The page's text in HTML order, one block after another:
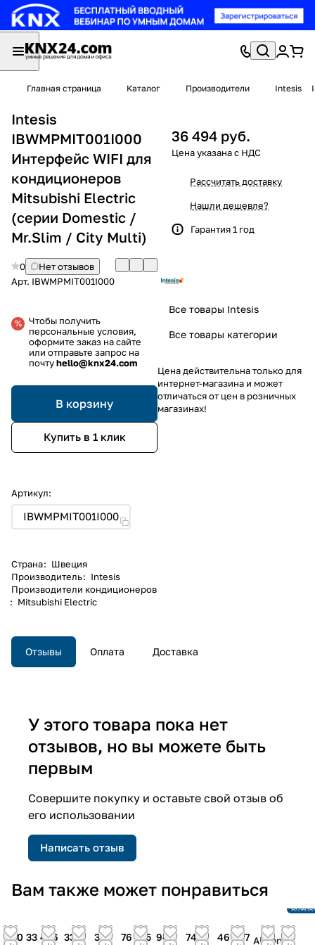
Главная страница Каталог Производители Intesis
Intesis
IBWMPMIT001I000
Интерфейс WIFI для
кондиционеров
Mitsubishi Electric
(серии Domestic /
Mr.Slim / City Multi)
0
Нет отзывов
Арт. IBWMPMIT001I000
Чтобы получить
персональные условия,
оформите заказ на сайте
или отправьте запрос на
почтуhello@knx24.com
В корзину
Купить в 1 клик
Артикул:
IBWMPMIT001I000
Страна: Швеция
Производитель: Intesis
Производители кондиционеров
: Mitsubishi Electric
36 494 руб.
Рассчитать доставку
Нашли дешевле?
Гарантия 1 год
Все товары Intesis
Все товары категории
Цена действительна только для
интернет-магазина и может
отличаться от цен в розничных
магазинах!
Отзывы Оплата Доставка
У этого товара пока нет
отзывов, но вы можете быть
первым
Совершите покупку и оставьте свой отзыв об
его использовании
Написать отзыв
Вам также может понравиться
50 33 456 33
36
76 575 949
742
46 027 Airzon50